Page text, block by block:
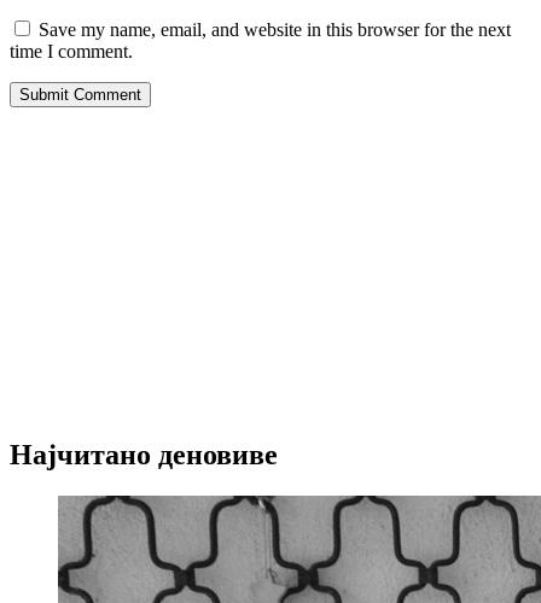
Save my name, email, and website in this browser for the next
time I comment.
Submit Comment
Најчитано деновиве